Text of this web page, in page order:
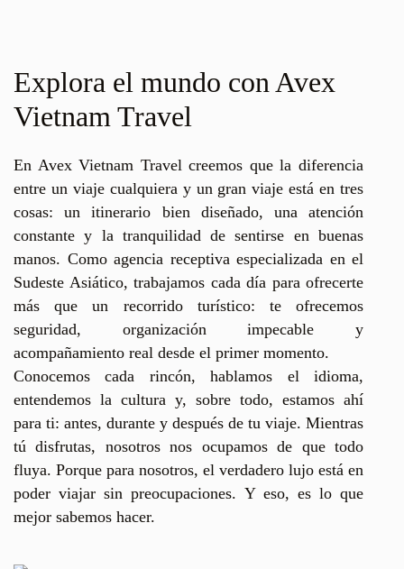
Explora el mundo con Avex
Vietnam Travel
En Avex Vietnam Travel creemos que la diferencia
entre un viaje cualquiera y un gran viaje está en tres
cosas: un itinerario bien diseñado, una atención
constante y la tranquilidad de sentirse en buenas
manos. Como agencia receptiva especializada en el
Sudeste Asiático, trabajamos cada día para ofrecerte
más que un recorrido turístico: te ofrecemos
seguridad, organización impecable y
acompañamiento real desde el primer momento.
Conocemos cada rincón, hablamos el idioma,
entendemos la cultura y, sobre todo, estamos ahí
para ti: antes, durante y después de tu viaje. Mientras
tú disfrutas, nosotros nos ocupamos de que todo
fluya. Porque para nosotros, el verdadero lujo está en
poder viajar sin preocupaciones. Y eso, es lo que
mejor sabemos hacer.